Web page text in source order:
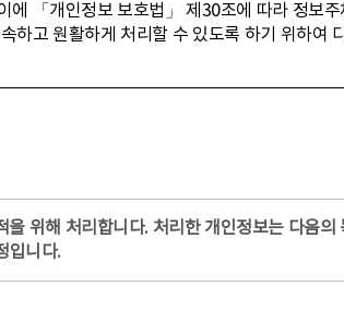
에 「개인정보 보호법」 제30조에 따라 정보
하고 원활하게 처리할 수 있도록 하기 위하여
위해 처리합니다. 처리한 개인정보는 다음
입니다.